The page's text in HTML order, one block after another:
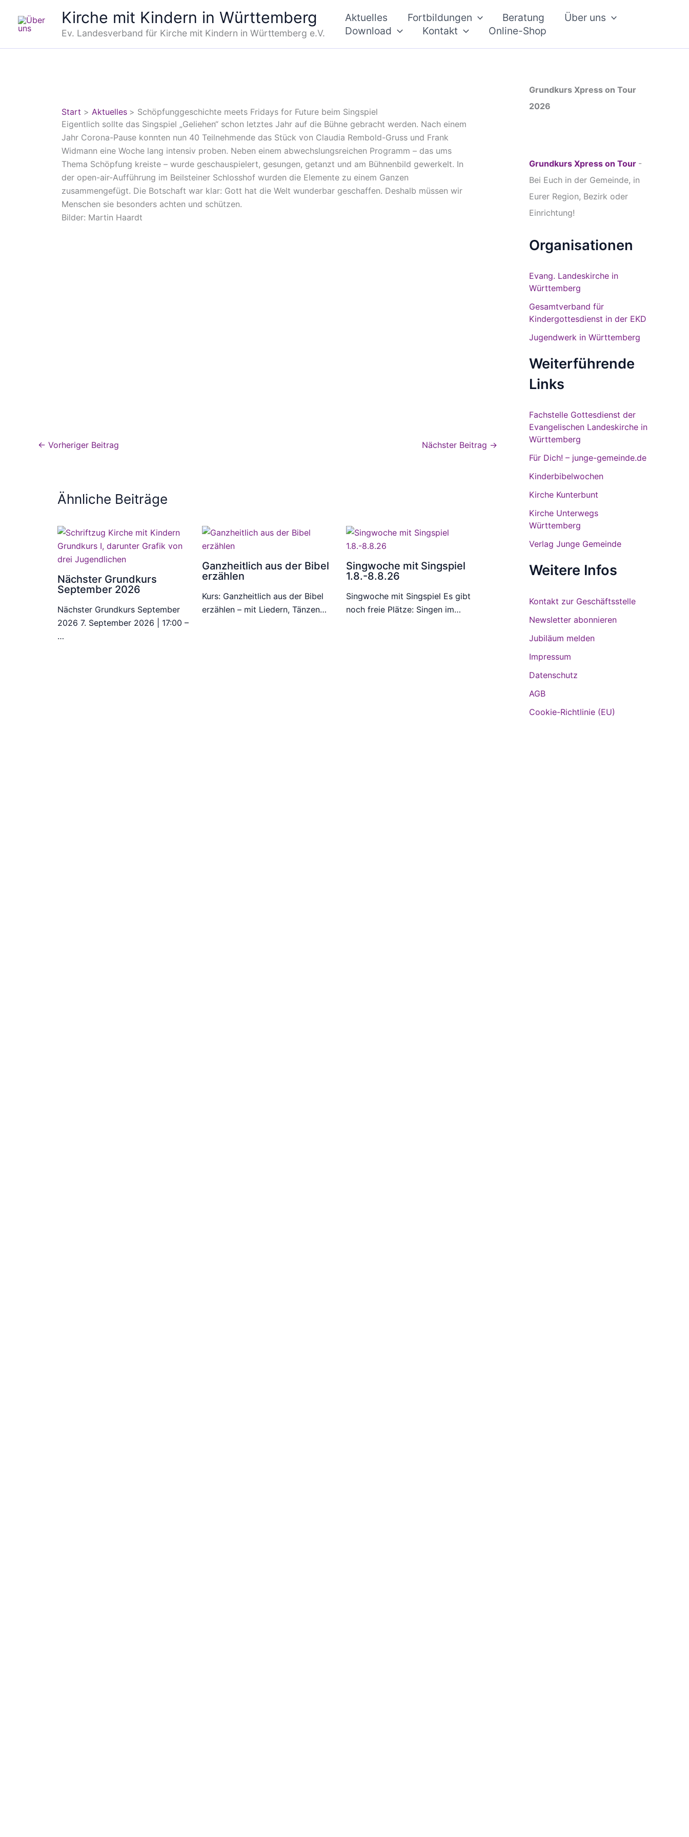
Inhalt
springen
Kirche mit Kindern in Württemberg
Ev. Landesverband für Kirche mit Kindern in Württemberg e.V.
Aktuelles Fortbildungen Beratung
Über uns
Download
Kontakt Online-Shop
Start Aktuelles
Schöpfunggeschichte meets Fridays for Future beim Singspiel
Eigentlich sollte das Singspiel „Geliehen“ schon letztes Jahr auf die Bühne gebracht werden. Nach einem
Jahr Corona-Pause konnten nun 40 Teilnehmende das Stück von Claudia Rembold-Gruss und Frank
Widmann eine Woche lang intensiv proben. Neben einem abwechslungsreichen Programm – das ums
Thema Schöpfung kreiste – wurde geschauspielert, gesungen, getanzt und am Bühnenbild gewerkelt. In
der open-air-Aufführung im Beilsteiner Schlosshof wurden die Elemente zu einem Ganzen
zusammengefügt. Die Botschaft war klar: Gott hat die Welt wunderbar geschaffen. Deshalb müssen wir
Menschen sie besonders achten und schützen.
Bilder: Martin Haardt
← Vorheriger Beitrag Nächster Beitrag →
Ähnliche Beiträge
Nächster Grundkurs
September 2026
Nächster Grundkurs September
2026 7. September 2026 | 17:00 –
…
Ganzheitlich aus der Bibel
erzählen
Kurs: Ganzheitlich aus der Bibel
erzählen – mit Liedern, Tänzen…
Singwoche mit Singspiel
1.8.-8.8.26
Singwoche mit Singspiel Es gibt
noch freie Plätze: Singen im…
Grundkurs Xpress on Tour
2026
Grundkurs Xpress on Tour -
Bei Euch in der Gemeinde, in
Eurer Region, Bezirk oder
Einrichtung!
Organisationen
Evang. Landeskirche in
Württemberg
Gesamtverband für
Kindergottesdienst in der EKD
Jugendwerk in Württemberg
Weiterführende
Links
Fachstelle Gottesdienst der
Evangelischen Landeskirche in
Württemberg
Für Dich! – junge-gemeinde.de
Kinderbibelwochen
Kirche Kunterbunt
Kirche Unterwegs
Württemberg
Verlag Junge Gemeinde
Weitere Infos
Kontakt zur Geschäftsstelle
Newsletter abonnieren
Jubiläum melden
Impressum
Datenschutz
AGB
Cookie-Richtlinie (EU)